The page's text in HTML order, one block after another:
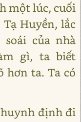
một lúc, cuối
Huyền, lắc
soái của nhà
gì, ta biết
hơn ta. Ta có
huynh định đi